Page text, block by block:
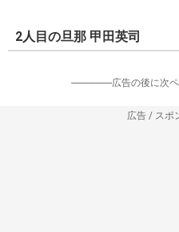
2人目の旦那 甲田英司
-----------------広告の後に次
広告 / スポ